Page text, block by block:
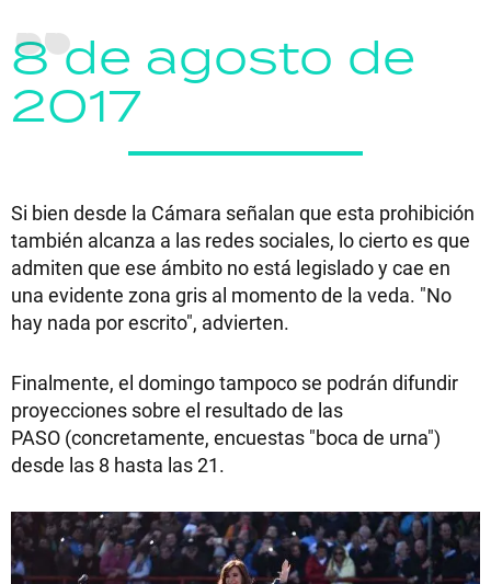
8 de agosto de
2017
Si bien desde la Cámara señalan que esta prohibición
también alcanza a las redes sociales, lo cierto es que
admiten que ese ámbito no está legislado y cae en
una evidente zona gris al momento de la veda. "No
hay nada por escrito", advierten.
Finalmente, el domingo tampoco se podrán difundir
proyecciones sobre el resultado de las
PASO (concretamente, encuestas "boca de urna")
desde las 8 hasta las 21.